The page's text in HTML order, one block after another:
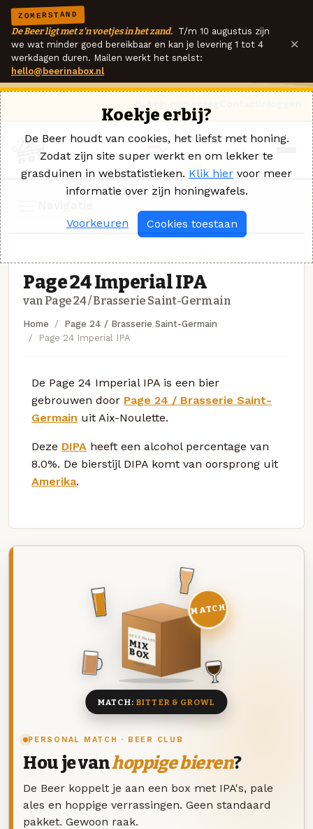
ZOMERSTAND
De Beer ligt met z'n voetjes in het zand. T/m 10 augustus zijn
we wat minder goed bereikbaar en kan je levering 1 tot 4
werkdagen duren. Mailen werkt het snelst:
hello@beerinabox.nl
×
Page 24 Imperial IPA
van Page 24 / Brasserie Saint-Germain
Home
Page 24 / Brasserie Saint-Germain
Page 24 Imperial IPA
De Page 24 Imperial IPA is een bier
gebrouwen door Page 24 / Brasserie Saint-
Germain uit Aix-Noulette.
Deze DIPA heeft een alcohol percentage van
8.0%. De bierstijl DIPA komt van oorsprong uit
Amerika.
PERSONAL MATCH · BEER CLUB
Hou je vanhoppige bieren?
De Beer koppelt je aan een box met IPA's, pale
ales en hoppige verrassingen. Geen standaard
pakket. Gewoon raak.
DEZE MAAND
MIX
BOX
8 BIEREN
MATCH
MATCH: BITTER & GROWL
Koekje erbij?
De Beer houdt van cookies, het liefst met honing.
Zodat zijn site super werkt en om lekker te
grasduinen in webstatistieken. Klik hier voor meer
informatie over zijn honingwafels.
Voorkeuren Cookies toestaan